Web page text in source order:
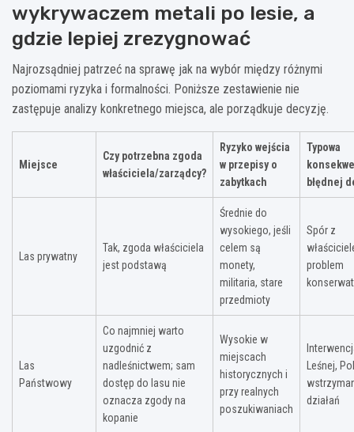
wykrywaczem metali po lesie, a
gdzie lepiej zrezygnować
Najrozsądniej patrzeć na sprawę jak na wybór między różnymi
poziomami ryzyka i formalności. Poniższe zestawienie nie
zastępuje analizy konkretnego miejsca, ale porządkuje decyzję.
Miejsce
Czy potrzebna zgoda
właściciela/zarządcy?
Ryzyko wejścia
w przepisy o
zabytkach
Typowa
błędnej
Las prywatny
Tak, zgoda właściciela
jest podstawą
Średnie do
wysokiego, jeśli
celem są
monety,
militaria, stare
przedmioty
Spór z
problem
Las
Państwowy
Co najmniej warto
uzgodnić z
nadleśnictwem; sam
dostęp do lasu nie
oznacza zgody na
kopanie
Wysokie w
miejscach
historycznych i
przy realnych
poszukiwaniach
Leśnej,
działań